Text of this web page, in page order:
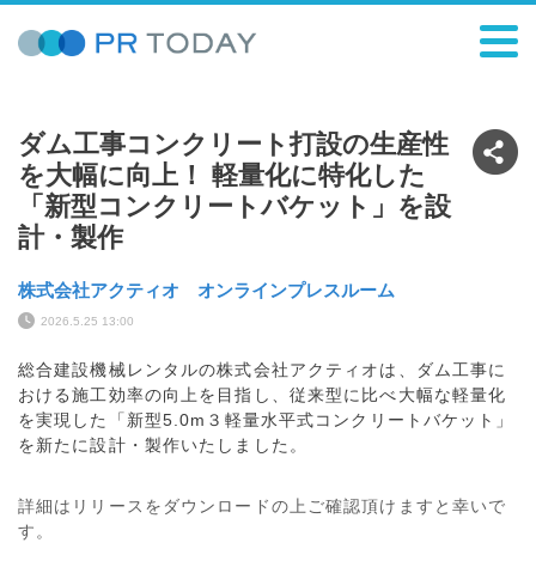
ダム工事コンクリート打設の生産性
を大幅に向上！ 軽量化に特化した
「新型コンクリートバケット」を設
計・製作
株式会社アクティオ オンラインプレスルーム
2026.5.25 13:00
総合建設機械レンタルの株式会社アクティオは、ダム工事に
おける施工効率の向上を目指し、従来型に比べ大幅な軽量化
を実現した「新型5.0m３軽量水平式コンクリートバケット」
を新たに設計・製作いたしました。
詳細はリリースをダウンロードの上ご確認頂けますと幸いで
す。